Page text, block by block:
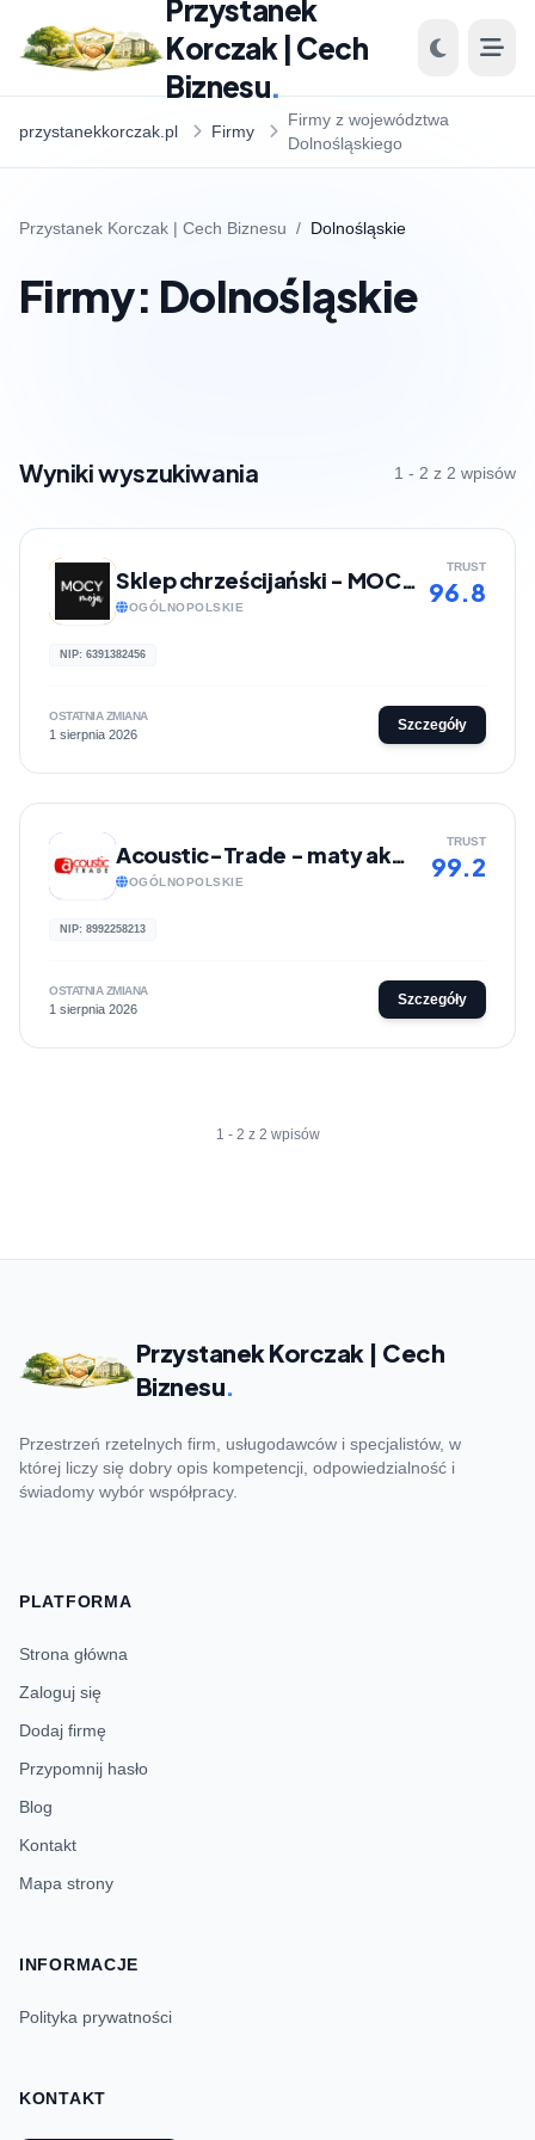
Przystanek
Korczak | Cech
Biznesu.
przystanekkorczak.pl Firmy
Firmy z województwa
Dolnośląskiego
Przystanek Korczak | Cech Biznesu / Dolnośląskie
Firmy: Dolnośląskie
Wyniki wyszukiwania 1 - 2 z 2 wpisów
Sklep chrześcijański - MOCY moja
OGÓLNOPOLSKIE
TRUST
96.8
NIP: 6391382456
OSTATNIA ZMIANA
1 sierpnia 2026
Szczegóły
Acoustic-Trade - maty akustyczne
OGÓLNOPOLSKIE
TRUST
99.2
NIP: 8992258213
OSTATNIA ZMIANA
1 sierpnia 2026
Szczegóły
1 - 2 z 2 wpisów
Przystanek Korczak | Cech
Biznesu.
Przestrzeń rzetelnych firm, usługodawców i specjalistów, w
której liczy się dobry opis kompetencji, odpowiedzialność i
świadomy wybór współpracy.
PLATFORMA
Strona główna
Zaloguj się
Dodaj firmę
Przypomnij hasło
Blog
Kontakt
Mapa strony
INFORMACJE
Polityka prywatności
KONTAKT